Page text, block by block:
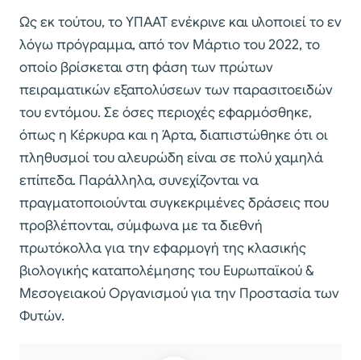
Ως εκ τούτου, το ΥΠΑΑΤ ενέκρινε και υλοποιεί το εν
λόγω πρόγραμμα, από τον Μάρτιο του 2022, το
οποίο βρίσκεται στη φάση των πρώτων
πειραματικών εξαπολύσεων των παρασιτοειδών
του εντόμου. Σε όσες περιοχές εφαρμόσθηκε,
όπως η Κέρκυρα και η Άρτα, διαπιστώθηκε ότι οι
πληθυσμοί του αλευρώδη είναι σε πολύ χαμηλά
επίπεδα. Παράλληλα, συνεχίζονται να
πραγματοποιούνται συγκεκριμένες δράσεις που
προβλέπονται, σύμφωνα με τα διεθνή
πρωτόκολλα για την εφαρμογή της κλασικής
βιολογικής καταπολέμησης του Ευρωπαϊκού &
Μεσογειακού Οργανισμού για την Προστασία των
Φυτών.